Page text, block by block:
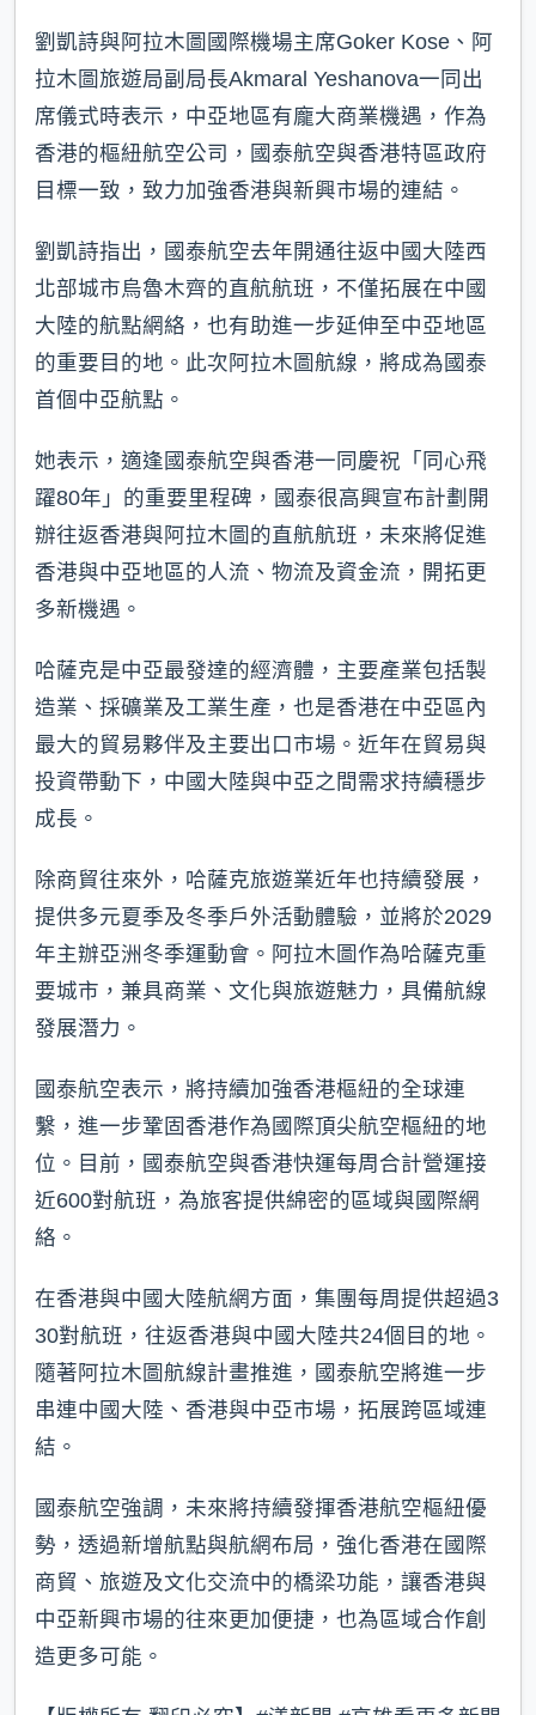
劉凱詩與阿拉木圖國際機場主席Goker Kose、阿
拉木圖旅遊局副局長Akmaral Yeshanova一同出
席儀式時表示，中亞地區有龐大商業機遇，作為
香港的樞紐航空公司，國泰航空與香港特區政府
目標一致，致力加強香港與新興市場的連結。
劉凱詩指出，國泰航空去年開通往返中國大陸西
北部城市烏魯木齊的直航航班，不僅拓展在中國
大陸的航點網絡，也有助進一步延伸至中亞地區
的重要目的地。此次阿拉木圖航線，將成為國泰
首個中亞航點。
她表示，適逢國泰航空與香港一同慶祝「同心飛
躍80年」的重要里程碑，國泰很高興宣布計劃開
辦往返香港與阿拉木圖的直航航班，未來將促進
香港與中亞地區的人流、物流及資金流，開拓更
多新機遇。
哈薩克是中亞最發達的經濟體，主要產業包括製
造業、採礦業及工業生產，也是香港在中亞區內
最大的貿易夥伴及主要出口市場。近年在貿易與
投資帶動下，中國大陸與中亞之間需求持續穩步
成長。
除商貿往來外，哈薩克旅遊業近年也持續發展，
提供多元夏季及冬季戶外活動體驗，並將於2029
年主辦亞洲冬季運動會。阿拉木圖作為哈薩克重
要城市，兼具商業、文化與旅遊魅力，具備航線
發展潛力。
國泰航空表示，將持續加強香港樞紐的全球連
繫，進一步鞏固香港作為國際頂尖航空樞紐的地
位。目前，國泰航空與香港快運每周合計營運接
近600對航班，為旅客提供綿密的區域與國際網
絡。
在香港與中國大陸航網方面，集團每周提供超過3
30對航班，往返香港與中國大陸共24個目的地。
隨著阿拉木圖航線計畫推進，國泰航空將進一步
串連中國大陸、香港與中亞市場，拓展跨區域連
結。
國泰航空強調，未來將持續發揮香港航空樞紐優
勢，透過新增航點與航網布局，強化香港在國際
商貿、旅遊及文化交流中的橋梁功能，讓香港與
中亞新興市場的往來更加便捷，也為區域合作創
造更多可能。